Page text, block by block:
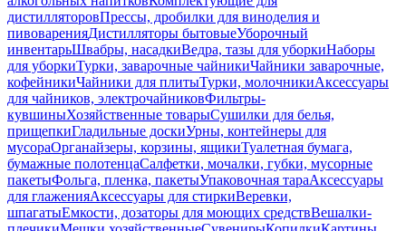
дистилляторовПрессы, дробилки для виноделия и
пивоваренияДистилляторы бытовыеУборочный
инвентарьШвабры, насадкиВедра, тазы для уборкиНаборы
для уборкиТурки, заварочные чайникиЧайники заварочные,
кофейникиЧайники для плитыТурки, молочникиАксессуары
для чайников, электрочайниковФильтры-
кувшиныХозяйственные товарыСушилки для белья,
прищепкиГладильные доскиУрны, контейнеры для
мусораОрганайзеры, корзины, ящикиТуалетная бумага,
бумажные полотенцаСалфетки, мочалки, губки, мусорные
пакетыФольга, пленка, пакетыУпаковочная тараАксессуары
для глаженияАксессуары для стиркиВеревки,
шпагатыЕмкости, дозаторы для моющих средствВешалки-